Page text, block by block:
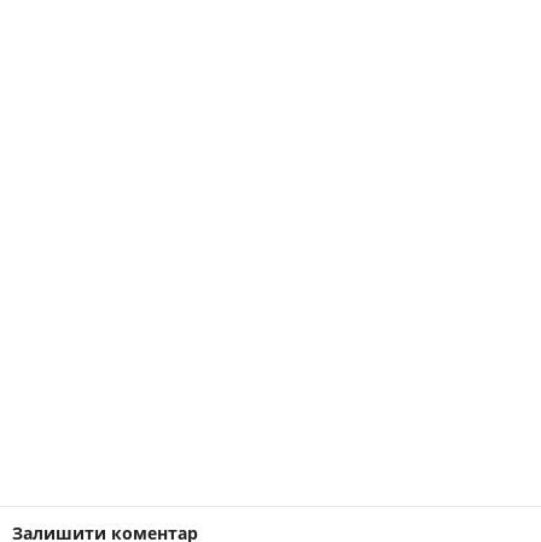
Залишити коментар